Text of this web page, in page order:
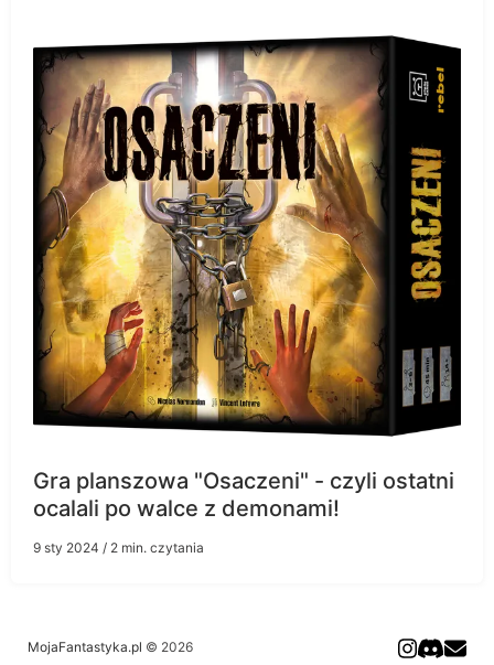
Gra planszowa "Osaczeni" - czyli ostatni
ocalali po walce z demonami!
9 sty 2024 / 2 min. czytania
MojaFantastyka.pl © 2026